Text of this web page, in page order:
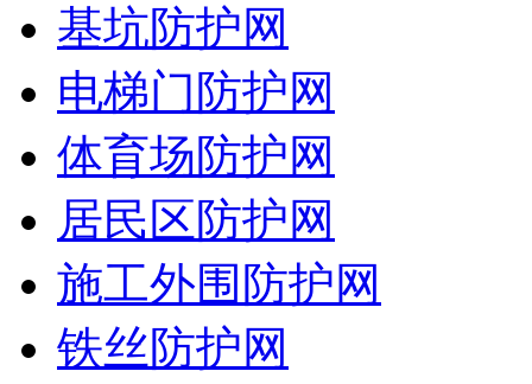
基坑防护网
电梯门防护网
体育场防护网
居民区防护网
施工外围防护网
铁丝防护网